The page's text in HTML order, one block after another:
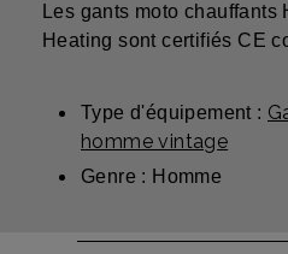
Les gants moto chauffants
Heating sont certifiés CE
Type d'équipement :
homme vintage
Genre : Homme